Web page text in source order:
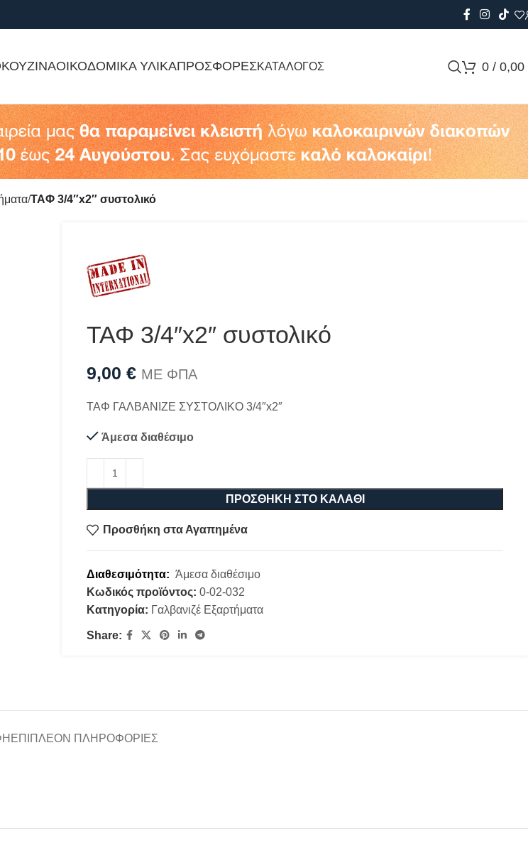
ΚΟΥΖΙΝΑΟΙΚΟΔΟΜΙΚΑ ΥΛΙΚΑΠΡΟΣΦΟΡΕΣΚΑΤΑΛΟΓΟΣ 0 / 0,00
ΤΑΦ 3/4″x2″ συστολικό
ΤΑΦ 3/4″x2″ συστολικό
9,00 € ΜΕ ΦΠΑ
ΤΑΦ ΓΑΛΒΑΝΙΖΕ ΣΥΣΤΟΛΙΚΟ 3/4″x2″
Άμεσα διαθέσιμο
ΠΡΟΣΘΉΚΗ ΣΤΟ ΚΑΛΆΘΙ
Προσθήκη στα Αγαπημένα
Διαθεσιμότητα: Άμεσα διαθέσιμο
Κωδικός προϊόντος: 0-02-032
Κατηγορία: Γαλβανιζέ Εξαρτήματα
Share:
ΕΠΙΠΛΈΟΝ ΠΛΗΡΟΦΟΡΊΕΣ